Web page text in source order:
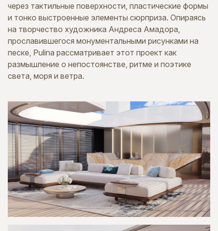
через тактильные поверхности, пластические формы
и тонко выстроенные элементы сюрприза. Опираясь
на творчество художника Андреса Амадора,
прославившегося монументальными рисунками на
песке, Pulina рассматривает этот проект как
размышление о непостоянстве, ритме и поэтике
света, моря и ветра.